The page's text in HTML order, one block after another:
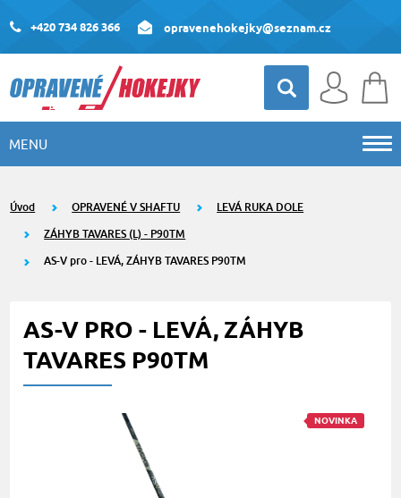
+420 734 826 366 opravenehokejky@seznam.cz
MENU
Úvod OPRAVENÉ V SHAFTU
LEVÁ RUKA DOLE
ZÁHYB TAVARES (L) - P90TM
AS-V pro - LEVÁ, ZÁHYB TAVARES P90TM
AS-V PRO - LEVÁ, ZÁHYB
TAVARES P90TM
NOVINKA